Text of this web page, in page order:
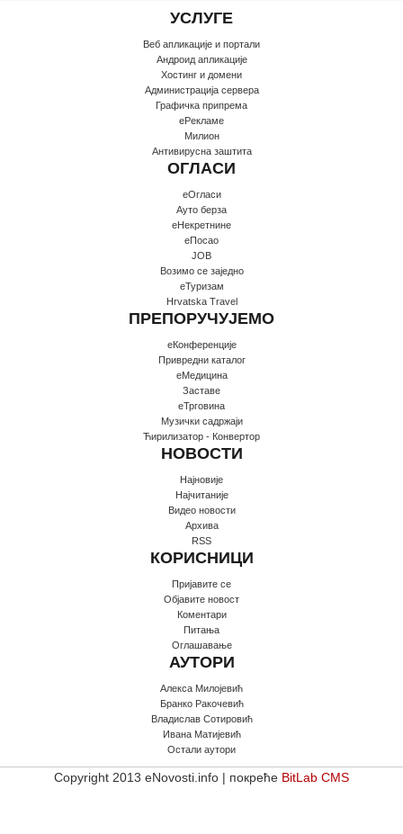
УСЛУГЕ
Веб апликације и портали
Андроид апликације
Хостинг и домени
Администрација сервера
Графичка припрема
еРекламе
Милион
Антивирусна заштита
ОГЛАСИ
еОгласи
Ауто берза
еНекретнине
еПосао
JOB
Возимо се заједно
еТуризам
Hrvatska Travel
ПРЕПОРУЧУЈЕМО
еКонференције
Привредни каталог
еМедицина
Заставе
еТрговина
Музички садржаји
Ћирилизатор - Конвертор
НОВОСТИ
Најновије
Најчитаније
Видео новости
Архива
RSS
КОРИСНИЦИ
Пријавите се
Oбјавите новост
Коментари
Питања
Оглашавање
АУТОРИ
Алекса Милојевић
Бранко Ракочевић
Владислав Сотировић
Ивана Матијевић
Остали аутори
Copyright 2013 eNovosti.info | покреће BitLab CMS